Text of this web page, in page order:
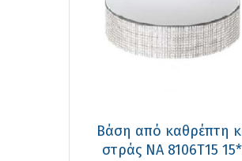
Βάση από καθρέπτη
στράς ΝΑ 8106T15